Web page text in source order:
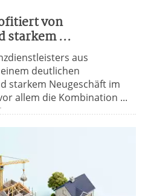
von
starkem ...
aus
deutlichen
starkem Neugeschäft im
allem die Kombination ...